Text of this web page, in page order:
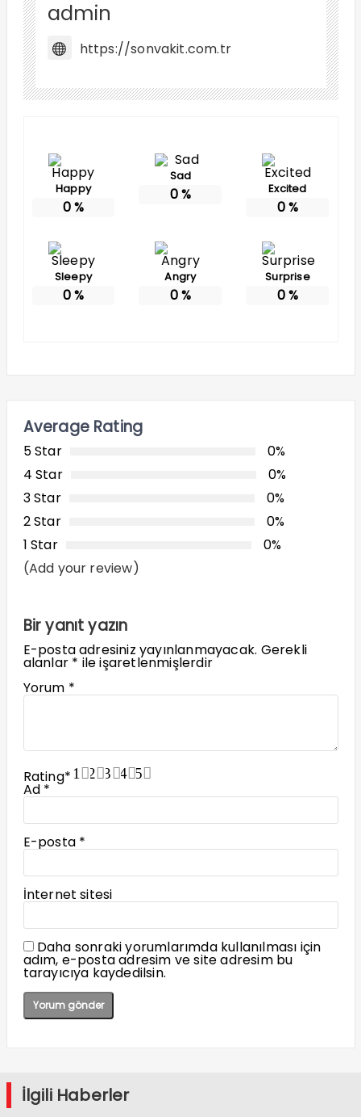
admin
https://sonvakit.com.tr
Happy
0%
Sad
0% Excited
0%
Sleepy
0%
Angry
0%
Surprise
0%
Average Rating
5 Star
0%
4 Star
0%
3 Star
0%
2 Star
0%
1 Star
0%
(Add your review)
Bir yanıt yazın
E-posta adresiniz yayınlanmayacak. Gerekli
alanlar * ile işaretlenmişlerdir
Yorum *
Rating* 5
4
3
2
1
Ad *
E-posta *
İnternet sitesi
Daha sonraki yorumlarımda kullanılması için
adım, e-posta adresim ve site adresim bu
tarayıcıya kaydedilsin.
İlgili Haberler